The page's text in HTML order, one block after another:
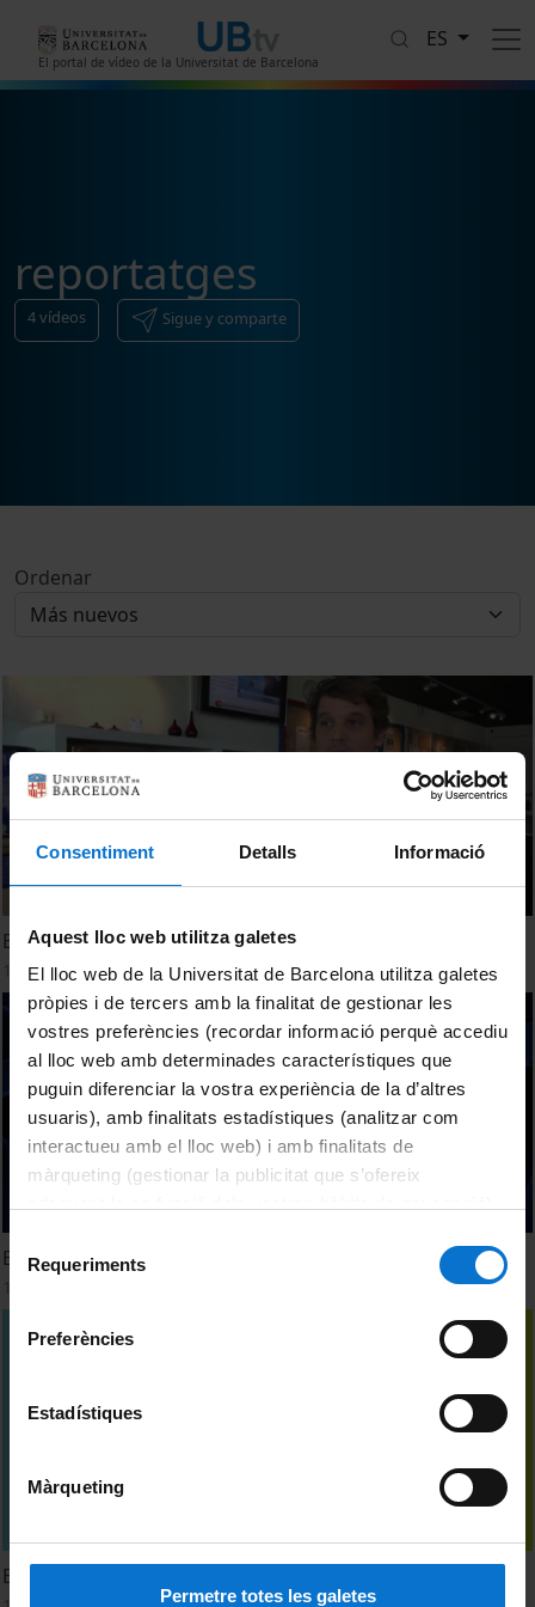
Consentiment Detalls Informació
Aquest lloc web utilitza galetes
El lloc web de la Universitat de Barcelona utilitza galetes
pròpies i de tercers amb la finalitat de gestionar les
vostres preferències (recordar informació perquè accediu
al lloc web amb determinades característiques que
puguin diferenciar la vostra experiència de la d’altres
usuaris), amb finalitats estadístiques (analitzar com
interactueu amb el lloc web) i amb finalitats de
màrqueting (gestionar la publicitat que s’ofereix
consultar laPolítica de galetes del lloc web de la
de Requeriments
Preferències
Estadístiques
Màrqueting
Permetre totes les galetes
El portal de vídeo de la Universitat de Barcelona
ES
reportatges
4vídeos Sigue y comparte
Ordenar
El making of de Tor
1 Mayo, 2013
Els Fruits de la Indignació
Estudi41/Document 01